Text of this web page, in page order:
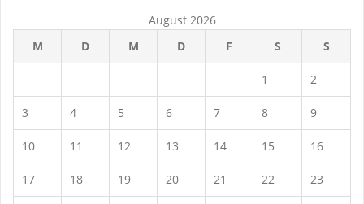
August 2026
M
D M D F S S
1 2
3 4 5 6 7 8 9
10 11 12 13 14 15 16
17 18 19 20 21 22 23